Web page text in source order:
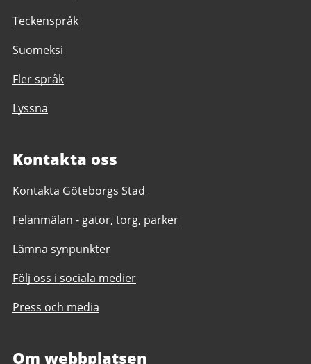
Teckenspråk
Suomeksi
Fler språk
Lyssna
Kontakta oss
Kontakta Göteborgs Stad
Felanmälan - gator, torg, parker
Lämna synpunkter
Följ oss i sociala medier
Press och media
Om webbplatsen